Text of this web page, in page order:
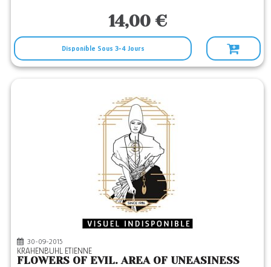
14,00 €
Disponible Sous 3-4 Jours
30-09-2015
KRAHENBUHL ETIENNE
FLOWERS OF EVIL. AREA OF UNEASINESS